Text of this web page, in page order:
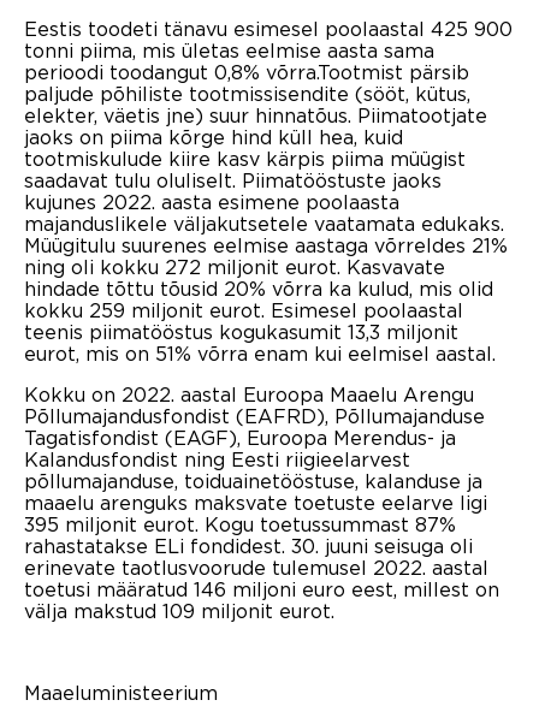
Eestis toodeti tänavu esimesel poolaastal 425 900
tonni piima, mis ületas eelmise aasta sama
perioodi toodangut 0,8% võrra.Tootmist pärsib
paljude põhiliste tootmissisendite (sööt, kütus,
elekter, väetis jne) suur hinnatõus. Piimatootjate
jaoks on piima kõrge hind küll hea, kuid
tootmiskulude kiire kasv kärpis piima müügist
saadavat tulu oluliselt. Piimatööstuste jaoks
kujunes 2022. aasta esimene poolaasta
majanduslikele väljakutsetele vaatamata edukaks.
Müügitulu suurenes eelmise aastaga võrreldes 21%
ning oli kokku 272 miljonit eurot. Kasvavate
hindade tõttu tõusid 20% võrra ka kulud, mis olid
kokku 259 miljonit eurot. Esimesel poolaastal
teenis piimatööstus kogukasumit 13,3 miljonit
eurot, mis on 51% võrra enam kui eelmisel aastal.
Kokku on 2022. aastal Euroopa Maaelu Arengu
Põllumajandusfondist (EAFRD), Põllumajanduse
Tagatisfondist (EAGF), Euroopa Merendus- ja
Kalandusfondist ning Eesti riigieelarvest
põllumajanduse, toiduainetööstuse, kalanduse ja
maaelu arenguks maksvate toetuste eelarve ligi
395 miljonit eurot. Kogu toetussummast 87%
rahastatakse ELi fondidest. 30. juuni seisuga oli
erinevate taotlusvoorude tulemusel 2022. aastal
toetusi määratud 146 miljoni euro eest, millest on
välja makstud 109 miljonit eurot.
Maaeluministeerium